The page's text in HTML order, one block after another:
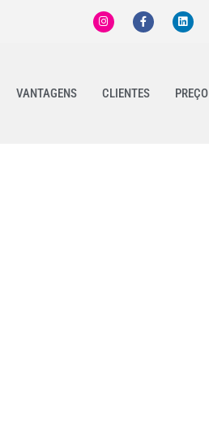
VANTAGENS CLIENTES PREÇO